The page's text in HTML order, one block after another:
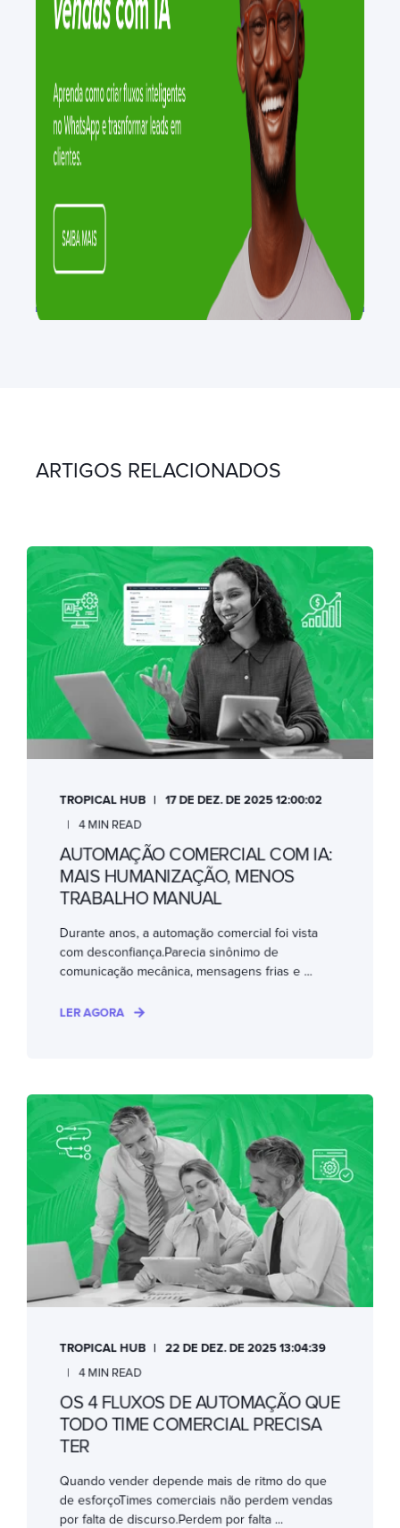
ARTIGOS RELACIONADOS
TROPICAL HUB
17 DE DEZ. DE 2025 12:00:02
4 MIN READ
AUTOMAÇÃO COMERCIAL COM IA:
MAIS HUMANIZAÇÃO, MENOS
TRABALHO MANUAL
Durante anos, a automação comercial foi vista
com desconfiança.Parecia sinônimo de
comunicação mecânica, mensagens frias e ...
LER AGORA
TROPICAL HUB
22 DE DEZ. DE 2025 13:04:39
4 MIN READ
OS 4 FLUXOS DE AUTOMAÇÃO QUE
TODO TIME COMERCIAL PRECISA
TER
Quando vender depende mais de ritmo do que
de esforçoTimes comerciais não perdem vendas
por falta de discurso.Perdem por falta ...